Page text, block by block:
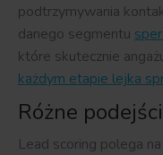
podtrzymywania
danego segmentu
które skutecznie
każdym etapie lejka
Różne
Lead scoring polega